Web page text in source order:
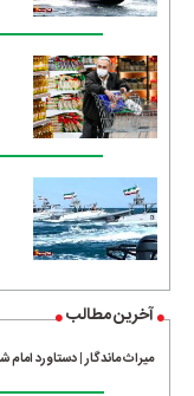
آخرین مطالب
میراث ماندگار | دستاورد امام